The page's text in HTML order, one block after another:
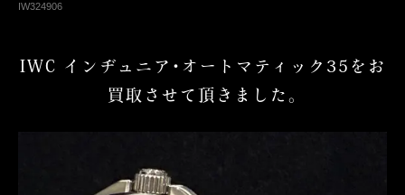
IW324906
IWC インヂュニア･オートマティック35をお
買取させて頂きました｡